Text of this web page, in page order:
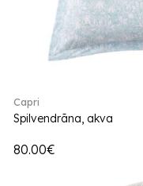
Capri
Spilvendrāna, akva
80.00€